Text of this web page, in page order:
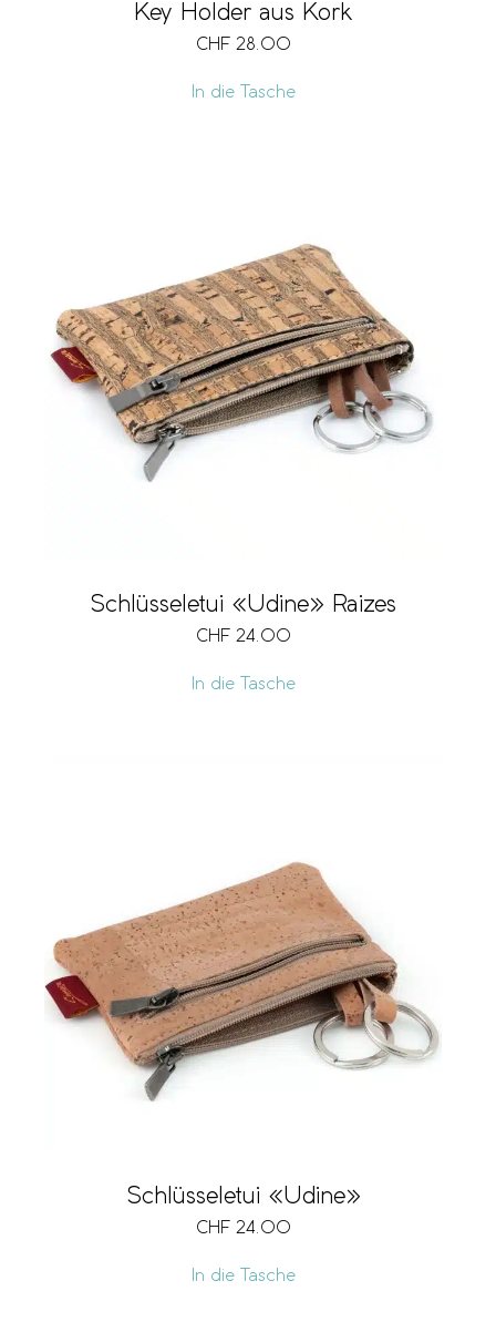
Key Holder aus Kork
CHF 28.00
In die Tasche
Schlüsseletui «Udine» Raizes
CHF 24.00
In die Tasche
Schlüsseletui «Udine»
CHF 24.00
In die Tasche